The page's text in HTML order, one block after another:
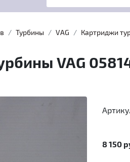
Турбины VAG Картриджи
VAG
8 150